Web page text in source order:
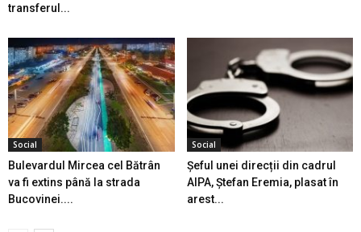
transferul...
Social
Bulevardul Mircea cel Bătrân
va fi extins până la strada
Bucovinei....
Social
Șeful unei direcții din cadrul
AIPA, Ștefan Eremia, plasat în
arest...